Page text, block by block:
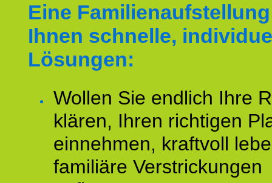
Eine
Ihnen schnelle,
Lösungen:
Wollen Sie endlich Ihre
klären, Ihren richtigen
einnehmen, kraftvoll
familiäre Verstrickungen